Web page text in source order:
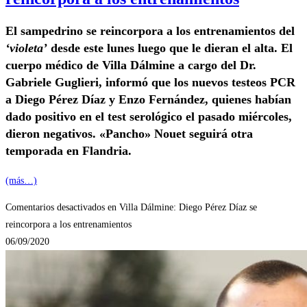
El sampedrino se reincorpora a los entrenamientos del
‘violeta’ desde este lunes luego que le dieran el alta. El
cuerpo médico de Villa Dálmine a cargo del Dr.
Gabriele Guglieri, informó que los nuevos testeos PCR
a Diego Pérez Díaz y Enzo Fernández, quienes habían
dado positivo en el test serológico el pasado miércoles,
dieron negativos. «Pancho» Nouet seguirá otra
temporada en Flandria.
(más…)
Comentarios desactivados en Villa Dálmine: Diego Pérez Díaz se
reincorpora a los entrenamientos
06/09/2020